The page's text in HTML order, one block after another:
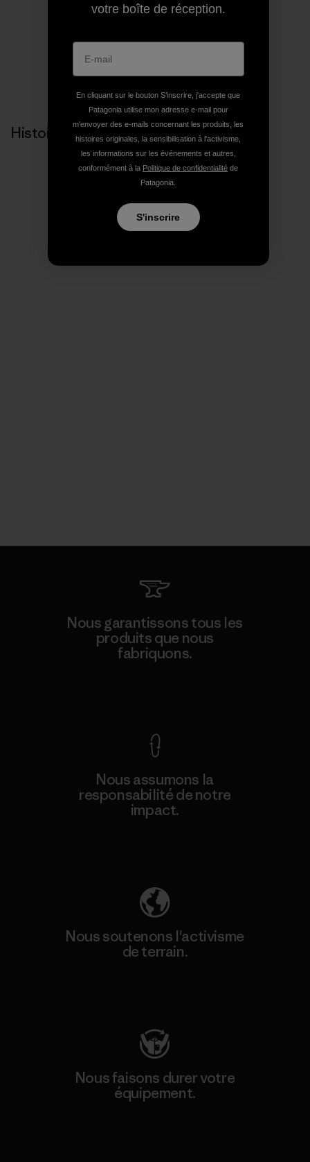
Histoires liées
Nous garantissons tous les
produits que nous
fabriquons.
Nous assumons la
responsabilité de notre
impact.
Nous soutenons l'activisme
de terrain.
Nous faisons durer votre
équipement.
votre boîte de réception.
En cliquant sur le bouton S’inscrire, j'accepte que
Patagonia utilise mon adresse e-mail pour
m'envoyer des e-mails concernant les produits, les
histoires originales, la sensibilisation à l'activisme,
les informations sur les événements et autres,
conformément à la Politique de confidentialité de
Patagonia.
S'inscrire